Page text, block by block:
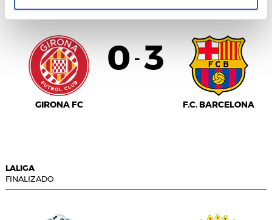
GIRONA FC
0 - 3
F.C. BARCELONA
LALIGA
FINALIZADO